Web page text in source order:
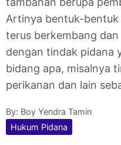
Artinya bentuk-
terus berkembang
dengan tindak pidana
bidang apa, misalnya
perikanan dan lain
By: Boy Yendra Tamin
Hukum Pidana